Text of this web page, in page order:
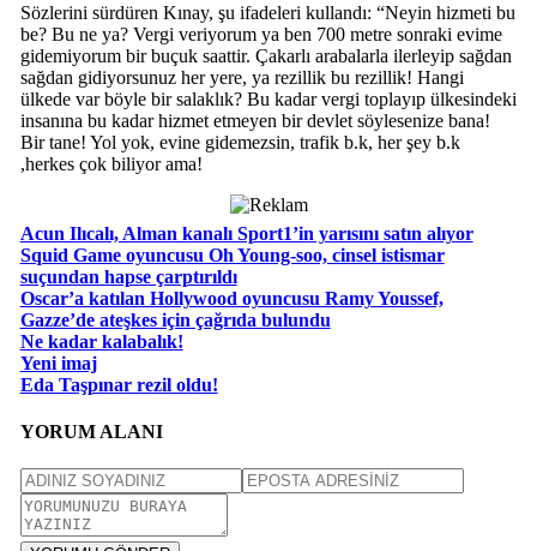
Sözlerini sürdüren Kınay, şu ifadeleri kullandı: “Neyin hizmeti bu
be? Bu ne ya? Vergi veriyorum ya ben 700 metre sonraki evime
gidemiyorum bir buçuk saattir. Çakarlı arabalarla ilerleyip sağdan
sağdan gidiyorsunuz her yere, ya rezillik bu rezillik! Hangi
ülkede var böyle bir salaklık? Bu kadar vergi toplayıp ülkesindeki
insanına bu kadar hizmet etmeyen bir devlet söylesenize bana!
Bir tane! Yol yok, evine gidemezsin, trafik b.k, her şey b.k
,herkes çok biliyor ama!
Acun Ilıcalı, Alman kanalı Sport1’in yarısını satın alıyor
Squid Game oyuncusu Oh Young-soo, cinsel istismar
suçundan hapse çarptırıldı
Oscar’a katılan Hollywood oyuncusu Ramy Youssef,
Gazze’de ateşkes için çağrıda bulundu
Ne kadar kalabalık!
Yeni imaj
Eda Taşpınar rezil oldu!
YORUM ALANI